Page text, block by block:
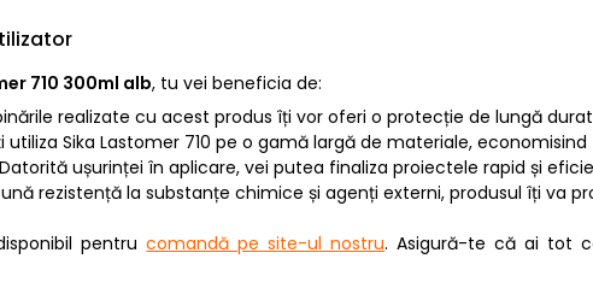
710 300ml alb, tu vei beneficia de:
realizate cu acest produs îți vor oferi o protecție de lungă
utiliza Sika Lastomer 710 pe o gamă largă de materiale,
ușurinței în aplicare, vei putea finaliza proiectele rapid și
rezistență la substanțe chimice și agenți externi, produsul îți va
pentrucomandă pe site-ul nostru. Asigură-te că ai tot